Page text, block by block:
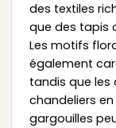
des textiles
que des tapis
Les motifs
également
tandis que les
chandeliers
gargouilles